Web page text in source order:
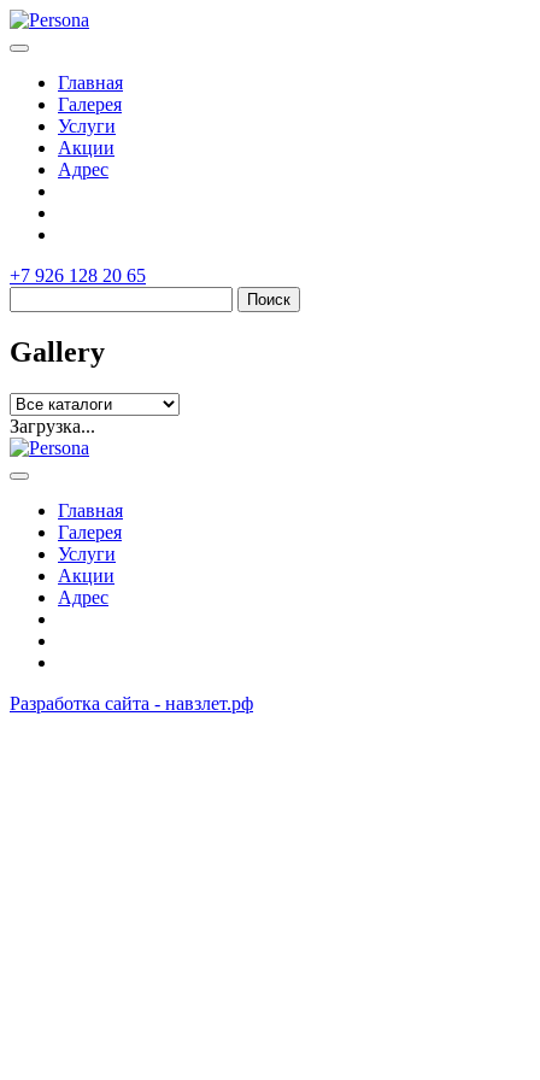
Главная
Галерея
Услуги
Акции
Адрес
+7 926 128 20 65
Gallery
Загрузка...
Главная
Галерея
Услуги
Акции
Адрес
Разработка сайта - навзлет.рф